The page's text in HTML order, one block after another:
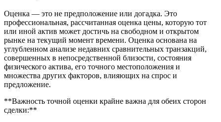
Оценка — это не предположение или догадка. Это
профессиональная, рассчитанная оценка цены, которую тот
или иной актив может достичь на свободном и открытом
рынке на текущий момент времени. Оценка основана на
углубленном анализе недавних сравнительных транзакций,
совершенных в непосредственной близости, состояния
физического актива, его точного местоположения и
множества других факторов, влияющих на спрос и
предложение.
**Важность точной оценки крайне важна для обеих сторон
сделки:**